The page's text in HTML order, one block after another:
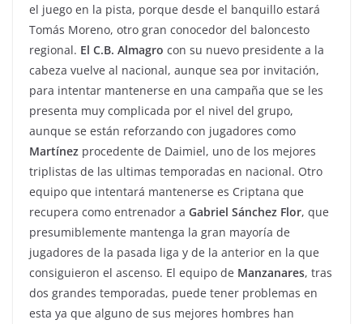
el juego en la pista, porque desde el banquillo estará
Tomás Moreno, otro gran conocedor del baloncesto
regional. El C.B. Almagro con su nuevo presidente a la
cabeza vuelve al nacional, aunque sea por invitación,
para intentar mantenerse en una campaña que se les
presenta muy complicada por el nivel del grupo,
aunque se están reforzando con jugadores como
Martínez procedente de Daimiel, uno de los mejores
triplistas de las ultimas temporadas en nacional. Otro
equipo que intentará mantenerse es Criptana que
recupera como entrenador a Gabriel Sánchez Flor, que
presumiblemente mantenga la gran mayoría de
jugadores de la pasada liga y de la anterior en la que
consiguieron el ascenso. El equipo de Manzanares, tras
dos grandes temporadas, puede tener problemas en
esta ya que alguno de sus mejores hombres han